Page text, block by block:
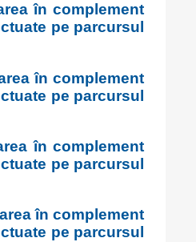
în complement
pe parcursul
în complement
pe parcursul
în complement
pe parcursul
în complement
pe parcursul